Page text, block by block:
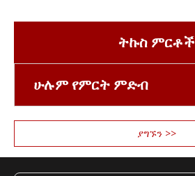
ትኩስ ምርቶች
ሁሉም የምርት ምድብ
ያግኙን >>